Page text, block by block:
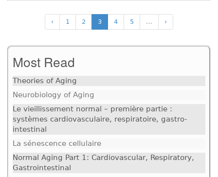
‹ 1 2 3 4 5 … ›
Most Read
Theories of Aging
Neurobiology of Aging
Le vieillissement normal – première partie :
systèmes cardiovasculaire, respiratoire, gastro-
intestinal
La sénescence cellulaire
Normal Aging Part 1: Cardiovascular, Respiratory,
Gastrointestinal